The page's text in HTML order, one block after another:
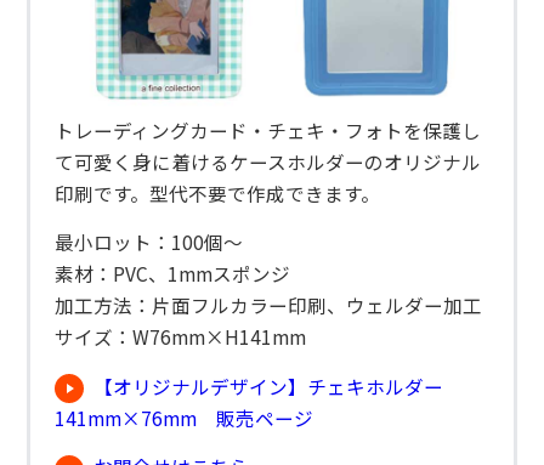
トレーディングカード・チェキ・フォトを保護し
て可愛く身に着けるケースホルダーのオリジナル
印刷です。型代不要で作成できます。
最小ロット：100個～
素材：PVC、1mmスポンジ
加工方法：片面フルカラー印刷、ウェルダー加工
サイズ：W76mm×H141mm
【オリジナルデザイン】チェキホルダー
141mm×76mm 販売ページ